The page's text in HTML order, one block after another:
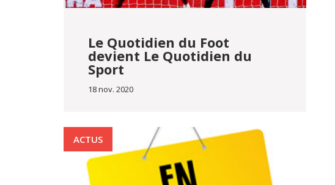
Le Quotidien du Foot
devient Le Quotidien du
Sport
18 nov. 2020
ACTUS